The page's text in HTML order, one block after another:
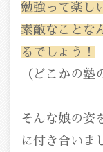
勉強って楽し
素敵なことな
るでしょう！
（どこかの塾
そんな娘の姿
に付き合いま